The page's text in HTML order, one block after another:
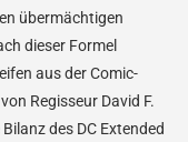
übermächtigen
dieser Formel
aus der Comic-
Regisseur David F.
des DC Extended